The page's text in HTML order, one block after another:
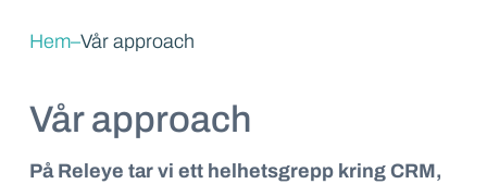
Hem–Vår approach
Vår approach
På Releye tar vi ett helhetsgrepp kring CRM,